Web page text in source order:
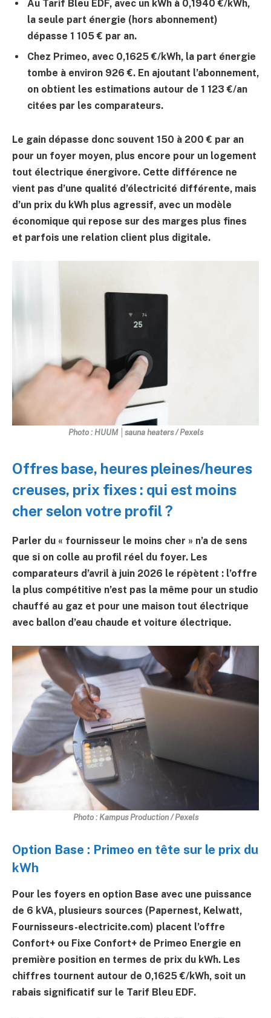
Au Tarif Bleu EDF, avec un kWh à 0,1940 €/kWh,
la seule part énergie (hors abonnement)
dépasse 1 105 € par an.
Chez Primeo, avec 0,1625 €/kWh, la part énergie
tombe à environ 926 €. En ajoutant l’abonnement,
on obtient les estimations autour de 1 123 €/an
citées par les comparateurs.
Le gain dépasse donc souvent 150 à 200 € par an
pour un foyer moyen, plus encore pour un logement
tout électrique énergivore. Cette différence ne
vient pas d’une qualité d’électricité différente, mais
d’un prix du kWh plus agressif, avec un modèle
économique qui repose sur des marges plus fines
et parfois une relation client plus digitale.
Photo : HUUM │sauna heaters / Pexels
Offres base, heures pleines/heures
creuses, prix fixes : qui est moins
cher selon votre profil ?
Parler du « fournisseur le moins cher » n’a de sens
que si on colle au profil réel du foyer. Les
comparateurs d’avril à juin 2026 le répètent : l’offre
la plus compétitive n’est pas la même pour un studio
chauffé au gaz et pour une maison tout électrique
avec ballon d’eau chaude et voiture électrique.
Photo : Kampus Production / Pexels
Option Base : Primeo en tête sur le prix du
kWh
Pour les foyers en option Base avec une puissance
de 6 kVA, plusieurs sources (Papernest, Kelwatt,
Fournisseurs-electricite.com) placent l’offre
Confort+ ou Fixe Confort+ de Primeo Energie en
première position en termes de prix du kWh. Les
chiffres tournent autour de 0,1625 €/kWh, soit un
rabais significatif sur le Tarif Bleu EDF.